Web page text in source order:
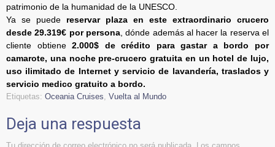
patrimonio de la humanidad de la UNESCO.
Ya se puede reservar plaza en este extraordinario crucero
desde 29.319€ por persona, dónde además al hacer la reserva el
cliente obtiene2.000$ de crédito para gastar a bordo por
camarote, una noche pre-crucero gratuita en un hotel de lujo,
uso ilimitado de Internet y servicio de lavandería, traslados y
servicio medico gratuito a bordo.
Etiquetas: Oceania Cruises, Vuelta al Mundo
Deja una respuesta